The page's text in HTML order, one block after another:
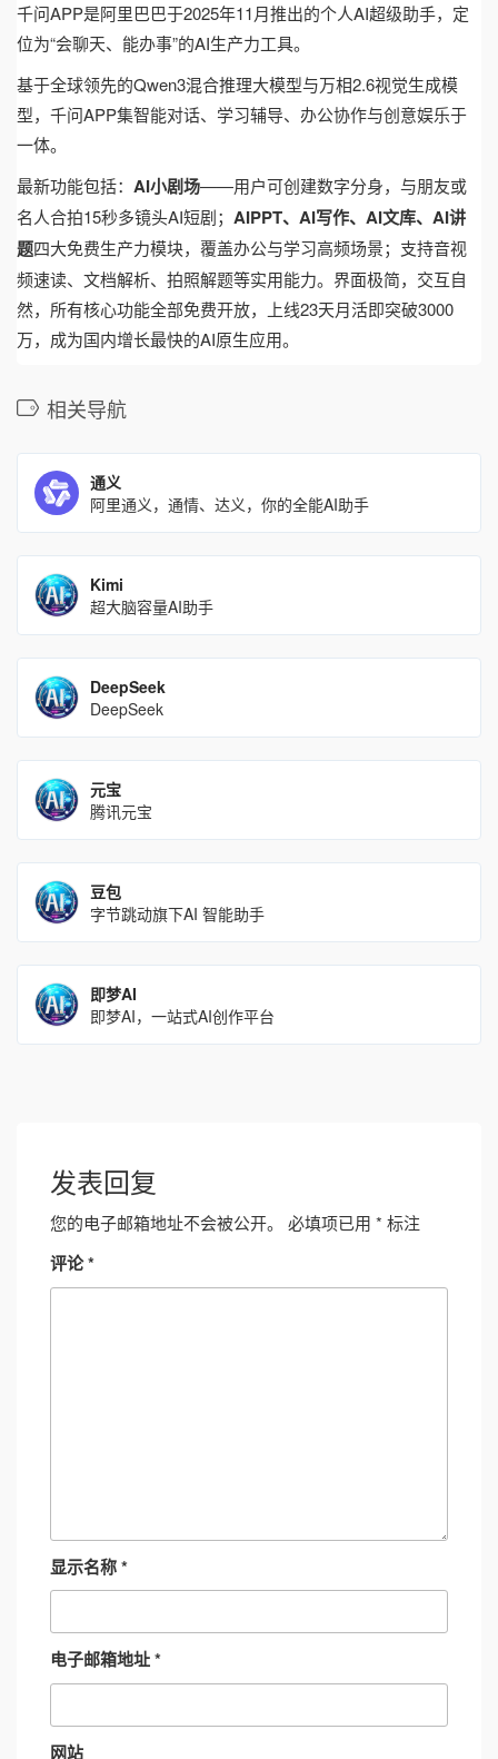
千问APP是阿里巴巴于2025年11月推出的个人AI超级助手，定
位为“会聊天、能办事”的AI生产力工具。
基于全球领先的Qwen3混合推理大模型与万相2.6视觉生成模
型，千问APP集智能对话、学习辅导、办公协作与创意娱乐于
一体。
最新功能包括： AI小剧场——用户可创建数字分身，与朋友或
名人合拍15秒多镜头AI短剧； AIPPT、AI写作、AI文库、AI讲
题四大免费生产力模块，覆盖办公与学习高频场景；支持音视
频速读、文档解析、拍照解题等实用能力。界面极简，交互自
然，所有核心功能全部免费开放，上线23天月活即突破3000
万，成为国内增长最快的AI原生应用。
相关导航
通义
阿里通义，通情、达义，你的全能AI助手
Kimi
超大脑容量AI助手
DeepSeek
DeepSeek
元宝
腾讯元宝
豆包
字节跳动旗下AI 智能助手
即梦AI
即梦AI，一站式AI创作平台
发表回复
您的电子邮箱地址不会被公开。 必填项已用 * 标注
评论*
显示名称*
电子邮箱地址*
网站